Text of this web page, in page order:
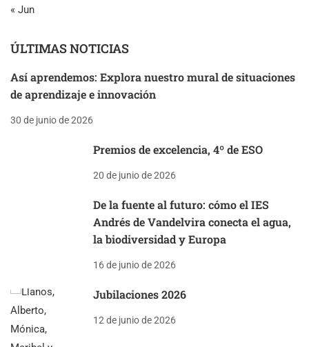
« Jun
ÚLTIMAS NOTICIAS
Así aprendemos: Explora nuestro mural de situaciones
de aprendizaje e innovación
30 de junio de 2026
Premios de excelencia, 4º de ESO
20 de junio de 2026
De la fuente al futuro: cómo el IES
Andrés de Vandelvira conecta el agua,
la biodiversidad y Europa
16 de junio de 2026
Jubilaciones 2026
12 de junio de 2026